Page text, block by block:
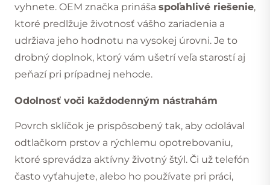
vyhnete. OEM značka prináša spoľahlivé riešenie,
ktoré predlžuje životnosť vášho zariadenia a
udržiava jeho hodnotu na vysokej úrovni. Je to
drobný doplnok, ktorý vám ušetrí veľa starostí aj
peňazí pri prípadnej nehode.
Odolnosť voči každodenným nástrahám
Povrch sklíčok je prispôsobený tak, aby odolával
odtlačkom prstov a rýchlemu opotrebovaniu,
ktoré sprevádza aktívny životný štýl. Či už telefón
často vyťahujete, alebo ho používate pri práci,